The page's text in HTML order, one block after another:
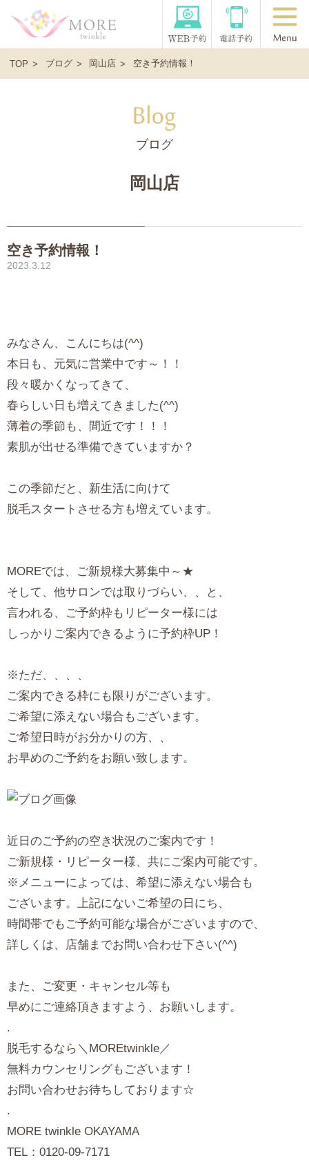
TOP ブログ 岡山店 空き予約情報！
ブログ
岡山店
空き予約情報！
2023.3.12
みなさん、こんにちは(^^)
本日も、元気に営業中です～！！
段々暖かくなってきて、
春らしい日も増えてきました(^^)
薄着の季節も、間近です！！！
素肌が出せる準備できていますか？
この季節だと、新生活に向けて
脱毛スタートさせる方も増えています。
MOREでは、ご新規様大募集中～★
そして、他サロンでは取りづらい、、と、
言われる、ご予約枠もリピーター様には
しっかりご案内できるように予約枠UP！
※ただ、、、、
ご案内できる枠にも限りがございます。
ご希望に添えない場合もございます。
ご希望日時がお分かりの方、、
お早めのご予約をお願い致します。
近日のご予約の空き状況のご案内です！
ご新規様・リピーター様、共にご案内可能です。
※メニューによっては、希望に添えない場合も
ございます。上記にないご希望の日にち、
時間帯でもご予約可能な場合がございますので、
詳しくは、店舗までお問い合わせ下さい(^^)
また、ご変更・キャンセル等も
早めにご連絡頂きますよう、お願いします。
.
脱毛するなら＼MOREtwinkle／
無料カウンセリングもございます！
お問い合わせお待ちしております☆
.
MORE twinkle OKAYAMA
TEL：0120-09-7171